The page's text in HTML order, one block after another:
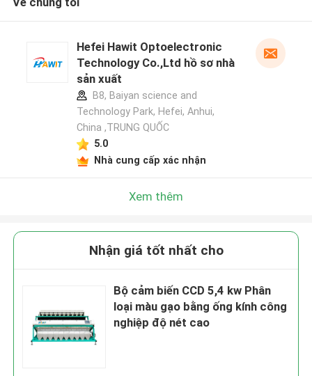
Hefei Hawit Optoelectronic
Technology Co.,Ltd hồ sơ nhà
sản xuất
B8, Baiyan science and
Technology Park, Hefei, Anhui,
China ,TRUNG QUỐC
5.0
Nhà cung cấp xác nhận
Xem thêm
Nhận giá tốt nhất cho
Bộ cảm biến CCD 5,4 kw Phân
loại màu gạo bằng ống kính công
nghiệp độ nét cao